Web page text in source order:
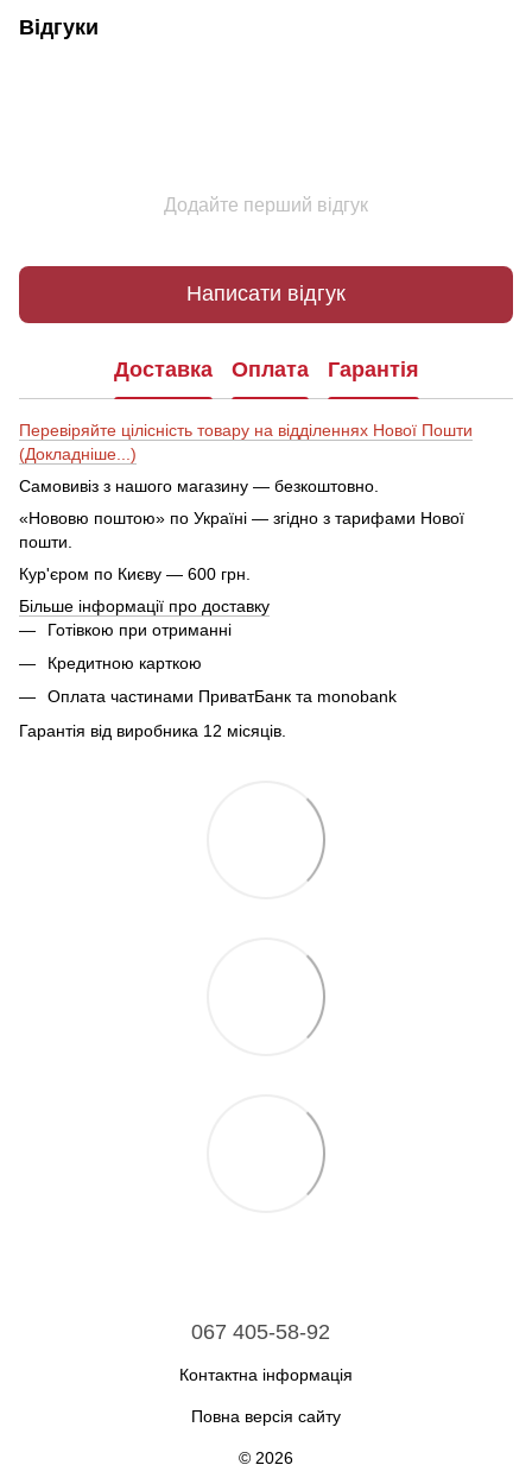
Відгуки
Додайте перший відгук
Написати відгук
Доставка Оплата Гарантія
Перевіряйте цілісність товару на відділеннях Нової Пошти
(Докладніше...)
Самовивіз з нашого магазину — безкоштовно.
«Нововю поштою» по Україні — згідно з тарифами Нової
пошти.
Кур'єром по Києву — 600 грн.
Більше інформації про доставку
Готівкою при отриманні
Кредитною карткою
Оплата частинами ПриватБанк та monobank
Гарантія від виробника 12 місяців.
067 405-58-92
Контактна інформація
Повна версія сайту
© 2026